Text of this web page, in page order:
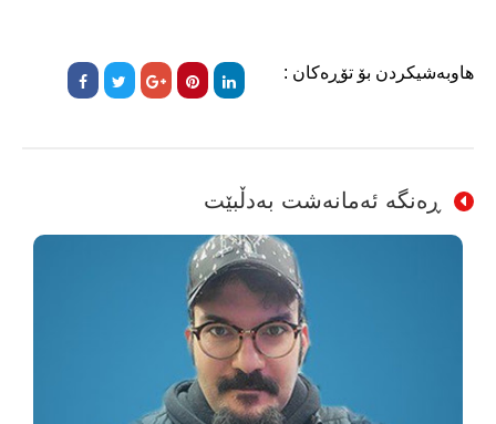
هاوبەشیکردن بۆ تۆڕەکان :
ڕەنگە ئەمانەشت بەدڵبێت